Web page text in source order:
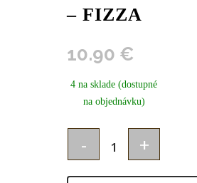
– FIZZA
10.90 €
4 na sklade (dostupné
na objednávku)